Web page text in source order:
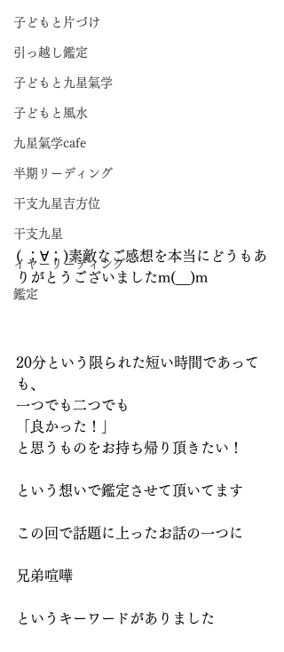
子どもと片づけ
引っ越し鑑定
子どもと九星氣学
子どもと風水
九星氣学cafe
半期リーディング
干支九星吉方位
干支九星
イヤーリーディング
鑑定
( ；∀；)素敵なご感想を本当にどうもあ
りがとうございましたm(__)m
20分という限られた短い時間であって
も、
一つでも二つでも
「良かった！」
と思うものをお持ち帰り頂きたい！
という想いで鑑定させて頂いてます
この回で話題に上ったお話の一つに
兄弟喧嘩
というキーワードがありました